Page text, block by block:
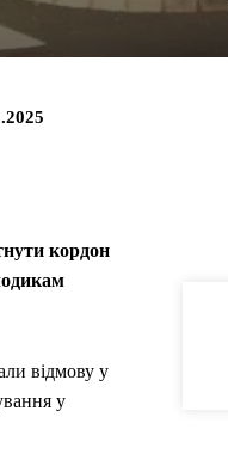
кордон
відмову у
у